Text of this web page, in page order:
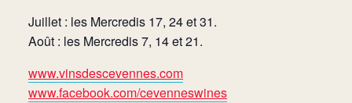
Juillet : les Mercredis 17, 24 et 31.
Août : les Mercredis 7, 14 et 21.
www.vinsdescevennes.com
www.facebook.com/cevenneswines